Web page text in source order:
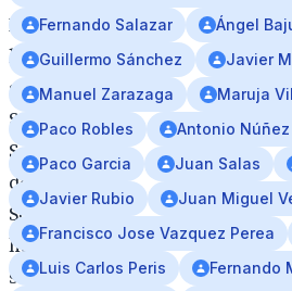
Doce
libros
sobre
Semana
Santa
de
Sevilla
han
sido
Fernando Salazar
Ángel
Guillermo Sánchez
Javier
Manuel Zarazaga
Maruja
Paco Robles
Antonio
Paco Garcia
Juan Salas
Javier Rubio
Juan Miguel
Francisco Jose Vazquez Perea
Luis Carlos Peris
Fernando